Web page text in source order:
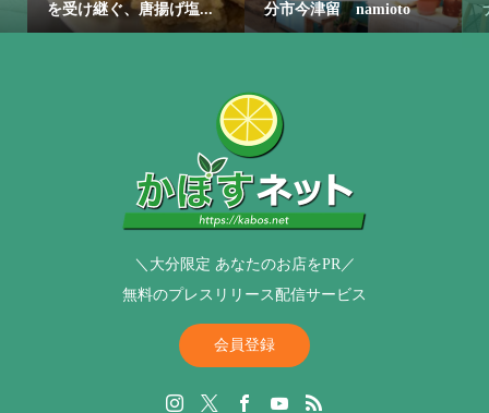
を受け継ぐ、唐揚げ塩...
分市今津留 namioto
＼大分限定 あなたのお店をPR／
無料のプレスリリース配信サービス
会員登録